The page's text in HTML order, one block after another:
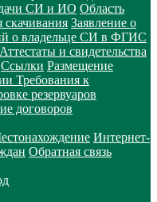
СИ и ИО Область
Заявление о
о владельце СИ в ФГИС
Аттестаты и свидетельства
Ссылки Размещение
Требования к
резервуаров
договоров
Интернет-
Обратная связь